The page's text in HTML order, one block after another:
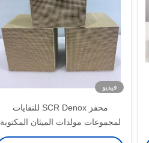
فيديو
محفز SCR Denox للنفايات
لمجموعات مولدات الميثان المكتوبة
بالفحم (المعيار اليورو II-V)